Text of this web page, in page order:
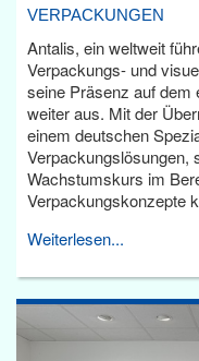
VERPACKUNGEN
Antalis, ein weltweit
Verpackungs- und
seine Präsenz auf
weiter aus. Mit der
einem deutschen
Verpackungslösungen,
Wachstumskurs im
Verpackungskonzepte
Weiterlesen...